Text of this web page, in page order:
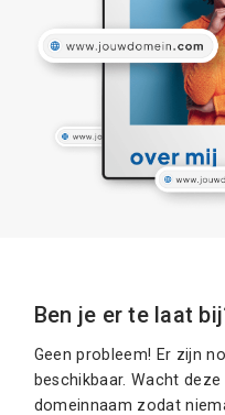
Ben je er te laat
Geen probleem! Er zijn
beschikbaar. Wacht
domeinnaam zodat